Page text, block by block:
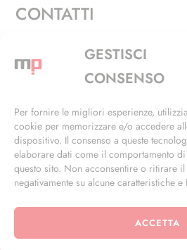
GESTISCI
CONSENSO
Per fornire le migliori esperienze,
cookie per memorizzare e/o accedere
dispositivo. Il consenso a queste
elaborare dati come il comportamento
questo sito. Non acconsentire o ritirare
negativamente su alcune caratteristiche
ACCETTA
CONTATTI
Via Alfieri, 27 - Trezzano Sul
+39 02 4846 3155
info@masterphil.it